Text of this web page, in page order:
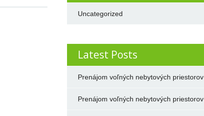
Uncategorized
Latest Posts
Prenájom voľných nebytových priestorov
Prenájom voľných nebytových priestorov